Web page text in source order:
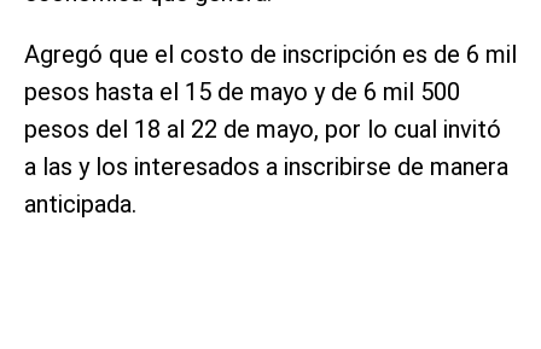
Agregó que el costo de inscripción es de 6 mil
pesos hasta el 15 de mayo y de 6 mil 500
pesos del 18 al 22 de mayo, por lo cual invitó
a las y los interesados a inscribirse de manera
anticipada.